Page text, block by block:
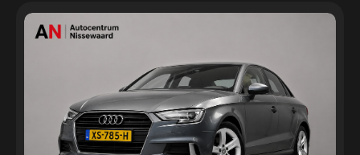
Handgeschakeld 32
Carrosserie